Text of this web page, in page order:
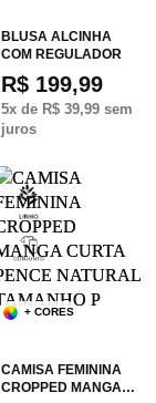
BLUSA ALCINHA
COM REGULADOR
R$ 199,99
5x de R$ 39,99 sem
juros
+ CORES
CAMISA FEMININA
CROPPED MANGA…